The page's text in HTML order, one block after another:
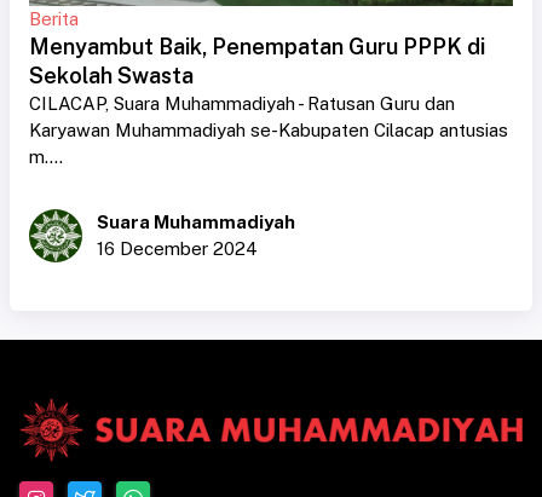
Berita
Menyambut Baik, Penempatan Guru PPPK di
Sekolah Swasta
CILACAP, Suara Muhammadiyah - Ratusan Guru dan
Karyawan Muhammadiyah se-Kabupaten Cilacap antusias
m....
Suara Muhammadiyah
16 December 2024